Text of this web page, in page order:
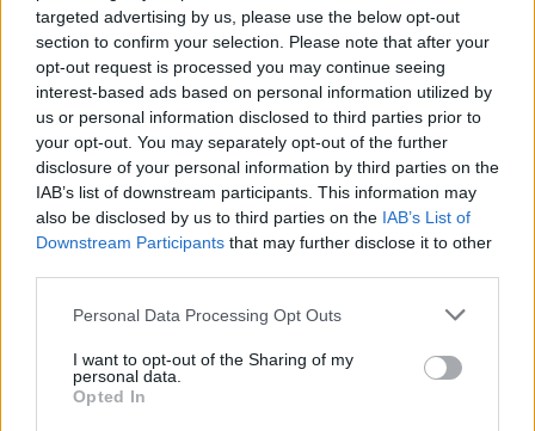
targeted advertising by us, please use the below opt-out
section to confirm your selection. Please note that after your
opt-out request is processed you may continue seeing
interest-based ads based on personal information utilized by
us or personal information disclosed to third parties prior to
your opt-out. You may separately opt-out of the further
disclosure of your personal information by third parties on the
IAB’s list of downstream participants. This information may
also be disclosed by us to third parties on the IAB’s List of
Downstream Participants that may further disclose it to other
Personal Data Processing Opt Outs
I want to opt-out of the Sharing of my
personal data.
Opted In
CELEBRITIES
Αθηνά Οικονομάκου: Το απρόοπτο που
αντιμετώπισε στις διακοπές της στο Μπόρα